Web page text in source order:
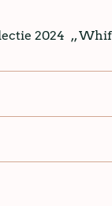
2024 ,,